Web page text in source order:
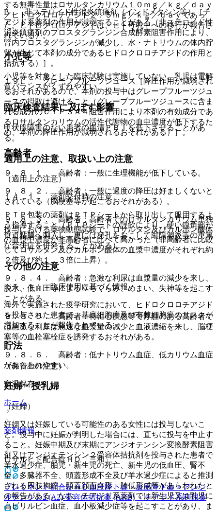
する無毒性量はロサルタンカリウム１０ｍｇ／ｋｇ／ｄａｙ
／ヒドロクロロチアジド２．５ｍｇ／ｋｇ／ｄａｙであっ
た。ヒドロクロロチアジドは、ヒト母乳中への移行が報告さ
れている）。
小児等
小児等を対象とした臨床試験は実施していない。乳児は電解
質バランスがくずれやすい。
臨床検査結果に及ぼす影響
甲状腺障害のない患者の血清ＰＢＩを低下させることがあ
る。
適用上の注意、取扱い上の注意
（適用上の注意）
１４．１． 薬剤交付時の注意
ＰＴＰ包装の薬剤はＰＴＰシートから取り出して服用するよ
う指導すること（ＰＴＰシートの誤飲により、硬い鋭角部が
食道粘膜へ刺入し、更には穿孔をおこして縦隔洞炎等の重篤
な合併症を併発することがある）。
その他の注意
１５．１． 臨床使用に基づく情報
海外で実施された疫学研究において、ヒドロクロロチアジド
を投与された患者で、基底細胞癌及び有棘細胞癌のリスクが
増加することが報告されている。
貯法
（保管上の注意）
室温保存。
ホーム
薬剤情報
ロサルヒド配合錠ＨＤ「三和」
プレミネント配合錠ＨＤ血圧降下薬・血圧降下薬 > アンジ
オテンシン2 (A2) 受容体拮抗薬 (ARB) ・チアジド系利尿薬
B． 非ステロイド性消炎鎮痛剤（インドメタシン等）［チ
アジド系薬剤の作用が減弱することがある（非ステロイド性
消炎鎮痛剤のプロスタグランジン合成酵素阻害作用により、
腎内プロスタグランジンが減少し、水・ナトリウムの体内貯
留が生じて本剤の成分であるヒドロクロロチアジドの作用と
拮抗する）］。
１９）． グレープフルーツジュース［降圧作用が減弱され
るおそれがあるので、本剤の投与中はグレープフルーツジュ
ースの摂取は避けること（グレープフルーツジュースに含ま
れる成分のＣＹＰ３Ａ４阻害作用により本剤の有効成分であ
るロサルタンカリウムの活性代謝物の血中濃度が低下するた
め、本剤の降圧作用が減弱されるおそれがある）］。
高齢者
９．８．１． 高齢者：一般に生理機能が低下している。
９．８．２． 高齢者：一般に過度の降圧は好ましくないと
されている（脳梗塞等が起こるおそれがある）。
９．８．３． 高齢者：高齢者でのロサルタンカリウム単独
投与における薬物動態試験で、ロサルタン及びカルボン酸体
の血漿中濃度が非高齢者に比べて高かった（非高齢者に比較
してロサルタン及びカルボン酸体の血漿中濃度がそれぞれ約
２倍及び約１．３倍に上昇）。
９．８．４． 高齢者：急激な利尿は血漿量の減少を来し、
脱水、低血圧等による立ちくらみ、めまい、失神等を起こす
ことがある。
９．８．５． 高齢者：特に心疾患等で浮腫のある高齢者で
は急激な利尿は急速な血漿量の減少と血液濃縮を来し、脳梗
塞等の血栓塞栓症を誘発するおそれがある。
９．８．６． 高齢者：低ナトリウム血症、低カリウム血症
があらわれやすい。
妊婦・授乳婦
（妊婦）
妊婦又は妊娠している可能性のある女性には投与しないこ
と。投与中に妊娠が判明した場合には、直ちに投与を中止す
ること。妊娠中期及び末期にアンジオテンシン変換酵素阻害
剤又はアンジオテンシン２受容体拮抗剤を投与された患者で
羊水過少症、胎児・新生児の死亡、新生児の低血圧、腎不
全、多臓器不全、頭蓋形成不全及び羊水過少症によると推測
される四肢拘縮、頭蓋顔面奇形、肺低形成等があらわれたと
の報告がある。なお、チアジド系薬剤では新生児又は乳児に
高ビリルビン血症、血小板減少症等を起こすことがあり、ま